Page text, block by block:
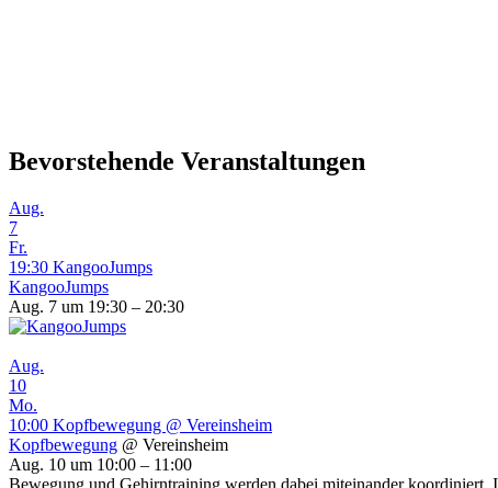
Bevorstehende Veranstaltungen
Aug.
7
Fr.
19:30 KangooJumps
KangooJumps
Aug. 7 um 19:30 – 20:30
Aug.
10
Mo.
10:00 Kopfbewegung @ Vereinsheim
Kopfbewegung @ Vereinsheim
Aug. 10 um 10:00 – 11:00
Bewegung und Gehirntraining werden dabei miteinander